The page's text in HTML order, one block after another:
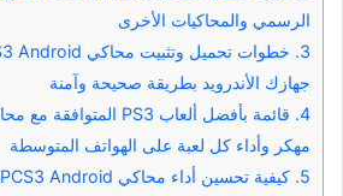
الرسمي والمحاكيات الأخرى
3.
جهازك الأندرويد بطريقة صحيحة وآمنة
4.
مهكر وأداء كل لعبة على الهواتف المتوسطة
5.